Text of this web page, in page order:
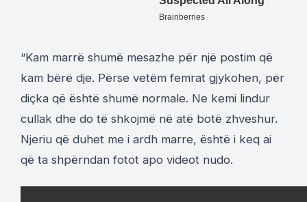
“Kam marrë shumë mesazhe për një postim që
kam bërë dje. Përse vetëm femrat gjykohen, për
diçka që është shumë normale. Ne kemi lindur
cullak dhe do të shkojmë në atë botë zhveshur.
Njeriu që duhet me i ardh marre, është i keq ai
që ta shpërndan fotot apo videot nudo.